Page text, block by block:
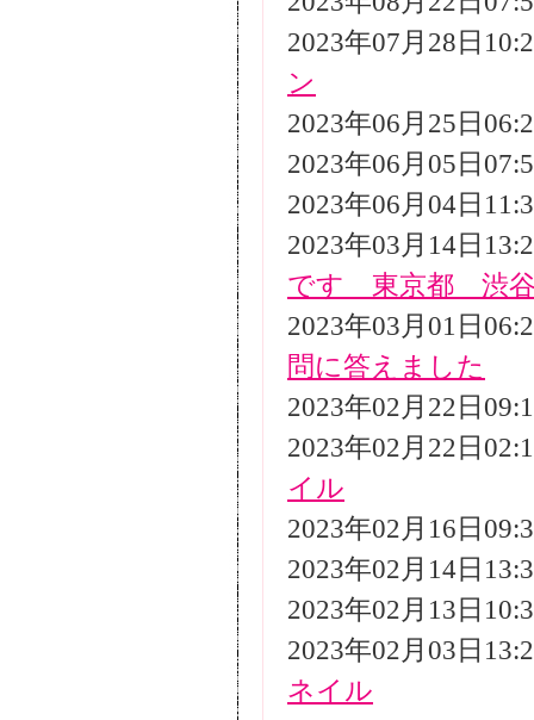
2023年07月28日
ン
2023年06月25日
2023年06月05日
2023年06月04日
2023年03月14日
です 東京都 渋
2023年03月01日
問に答えました
2023年02月22日
2023年02月22日
イル
2023年02月16日
2023年02月14日
2023年02月13日
2023年02月03日
ネイル